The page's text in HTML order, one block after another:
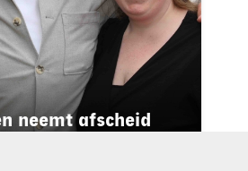
neemt afscheid